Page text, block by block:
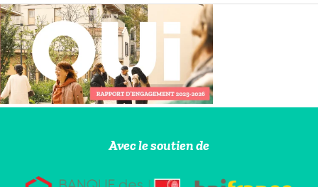
Avec le soutien de